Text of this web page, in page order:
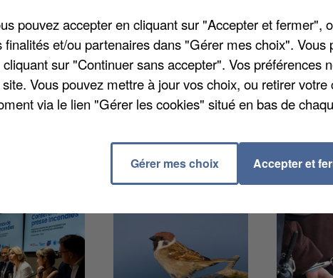
permettre de passer d'un réseau de bornes de
concerne l'ensemble du territoire grâce au travail du
et-Marne. À fin du mois, 240 points de recharge
et la deuxième couronne de Paris, et d'ici la
exploiteront près de 1.400 points de recharge.
pouvez accepter en cliquant sur "Accepter et fermer",
finalités et/ou partenaires dans "Gérer mes choix". Vous
cliquant sur "Continuer sans accepter". Vos préférences
Vous pouvez mettre à jour vos choix, ou retirer
via le lien "Gérer les cookies" situé en bas de
Gérer mes choix Accepter et